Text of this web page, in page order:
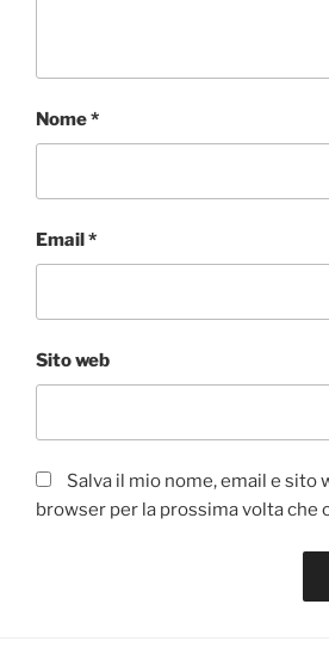
Nome*
Email *
Sito web
Salva il mio nome, email e sito
browser per la prossima volta che